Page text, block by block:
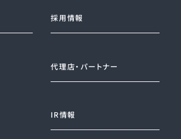
採用情報
代理店・パートナー
IR情報